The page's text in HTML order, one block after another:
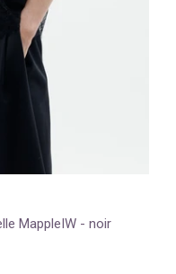
MappleIW - noir